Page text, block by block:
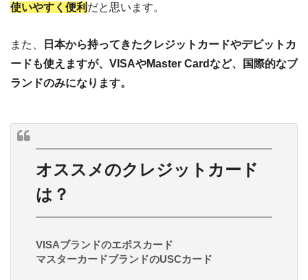
使いやすく便利 だと思います。
また、
日本から持ってきたクレジットカードやデビットカ
ードも使えますが、VISAやMaster Cardなど、国際的なブ
ランドのみになります。
オススメのクレジットカード
は？
VISAブランドのエポスカード
マスターカードブランドのUSCカード